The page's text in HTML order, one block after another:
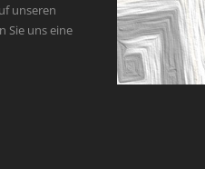
unseren
Sie uns eine